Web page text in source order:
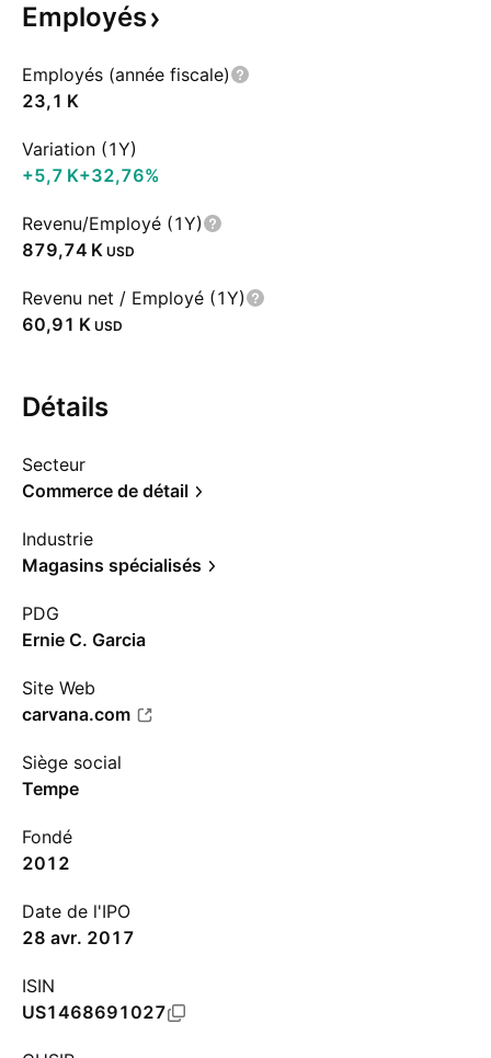
Employés
Employés (année fiscale)
‪23,1 K‬
Variation (1Y)
‪+5,7 K‬+32,76%
Revenu/Employé (1Y)
‪879,74 K‬ USD
Revenu net / Employé (1Y)
‪60,91 K‬ USD
Détails
Secteur
Commerce de détail
Industrie
Magasins spécialisés
PDG
Ernie C. Garcia
Site Web
carvana.com
Siège social
Tempe
Fondé
2012
Date de l'IPO
28 avr. 2017
ISIN
US1468691027